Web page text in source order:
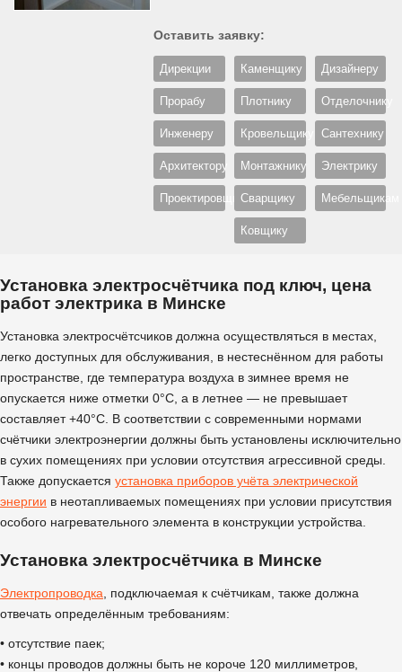
Оставить заявку:
Дирекции
Прорабу
Инженеру
Архитектору
Проектировщику
Каменщику
Плотнику
Кровельщику
Монтажнику
Сварщику
Ковщику
Дизайнеру
Отделочнику
Сантехнику
Электрику
Мебельщикам
Установка электросчётчика под ключ, цена
работ электрика в Минске
Установка электросчётсчиков должна осуществляться в местах,
легко доступных для обслуживания, в нестеснённом для работы
пространстве, где температура воздуха в зимнее время не
опускается ниже отметки 0°С, а в летнее — не превышает
составляет +40°С. В соответствии с современными нормами
счётчики электроэнергии должны быть установлены исключительно
в сухих помещениях при условии отсутствия агрессивной среды.
Также допускается установка приборов учёта электрической
энергии в неотапливаемых помещениях при условии присутствия
особого нагревательного элемента в конструкции устройства.
Установка электросчётчика в Минске
Электропроводка , подключаемая к счётчикам, также должна
отвечать определённым требованиям:
• отсутствие паек;
• концы проводов должны быть не короче 120 миллиметров,